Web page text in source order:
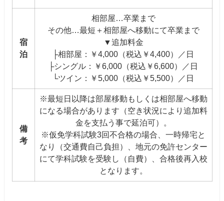
宿
泊
相部屋…卒業まで
その他…最短＋相部屋へ移動にて卒業まで
▼追加料金
├相部屋：￥4,000（税込￥4,400）／日
├シングル：￥6,000（税込￥6,600）／日
└ツイン：￥5,000（税込￥5,500）／日
備
考
※最短日以降は部屋移動もしくは相部屋へ移動
になる場合があります（空き状況により追加料
金を支払う事で延泊可）。
※仮免学科試験3回不合格の場合、一時帰宅と
なり（交通費自己負担）、地元の免許センター
にて学科試験を受験し（自費）、合格後再入校
となります。